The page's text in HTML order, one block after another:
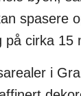
spasere
på cirka 15
i